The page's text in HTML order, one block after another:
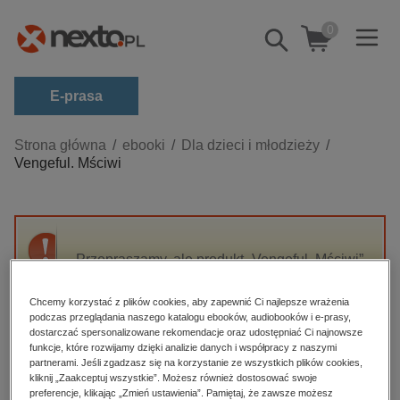
Pokaż/schowaj
wyszukiwarkę
0
E-prasa
Kategorie
Zobacz wszystkie E-prasa
budownictwo, aranżacja wnętrz
darmowe wydania
edukacja
hobby, sport, rozrywka
komputery, internet, technologie, informatyka
Strona główna ebooki
Dla dzieci i młodzieży
Vengeful. Mściwi
Przepraszamy, ale produkt „Vengeful. Mściwi”
High-contrast mode
Polecane
Chcemy korzystać z plików cookies, aby zapewnić Ci najlepsze wrażenia
podczas przeglądania naszego katalogu ebooków, audiobooków i e-prasy,
dostarczać spersonalizowane rekomendacje oraz udostępniać Ci najnowsze
funkcje, które rozwijamy dzięki analizie danych i współpracy z naszymi
partnerami. Jeśli zgadzasz się na korzystanie ze wszystkich plików cookies,
kliknij „Zaakceptuj wszystkie”. Możesz również dostosować swoje
preferencje, klikając „Zmień ustawienia”. Pamiętaj, że zawsze możesz